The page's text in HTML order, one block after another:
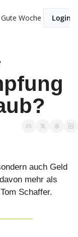
Gute Woche Login
auch Geld
mehr als
Schaffer.